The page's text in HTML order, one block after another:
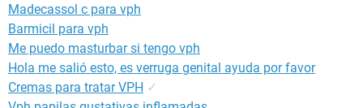
Madecassol c para vph
Barmicil para vph
Me puedo masturbar si tengo vph
Hola me salió esto, es verruga genital ayuda por favor
Cremas para tratar VPH ✓